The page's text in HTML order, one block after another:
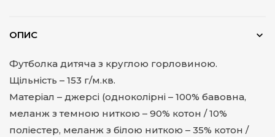
ОПИС
Футболка дитяча з круглою горловиною.
Щільність – 153 г/м.кв.
Матеріал – джерсі (одноколірні – 100% бавовна,
меланж з темною ниткою – 90% котон / 10%
поліестер, меланж з білою ниткою – 35% котон /